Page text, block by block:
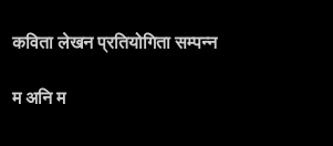
कविता लेखन प्रतियोगिता सम्पन्न
म अनि म